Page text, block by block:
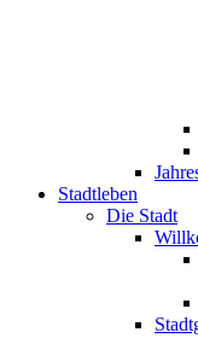
Stadtleben
Die Stadt